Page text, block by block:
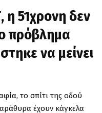
51χρονη δεν
πρόβλημα
να μείνει
το σπίτι της οδού
έχουν κάγκελα